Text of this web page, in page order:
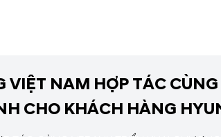
VIỆT NAM HỢP TÁC
CHO KHÁCH HÀNG